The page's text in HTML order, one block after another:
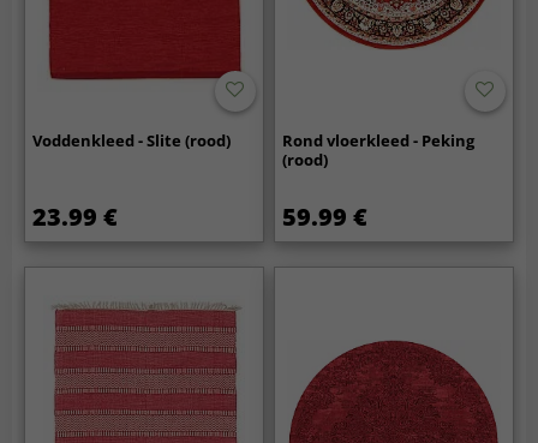
Voddenkleed - Slite (rood)
23.99 €
Rond vloerkleed - Peking
(rood)
59.99 €